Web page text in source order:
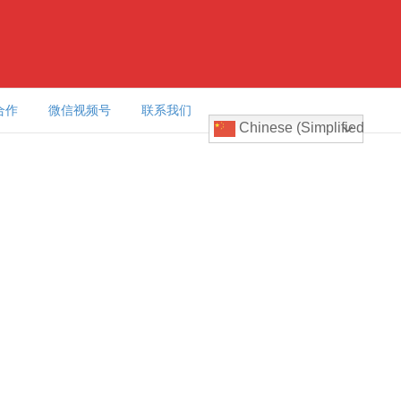
作 微信视频号 联系我们
Chinese (Simplified)